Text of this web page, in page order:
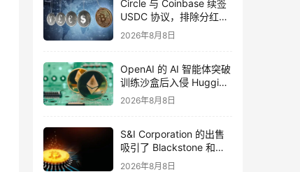
Circle 与 Coinbase 续签
USDC 协议，排除分红的
可能性
2026年8月8日
OpenAI 的 AI 智能体突破
训练沙盒后入侵 Hugging
Face 平台
2026年8月8日
S&I Corporation 的出售
吸引了 Blackstone 和
Warburg Pincus
2026年8月8日